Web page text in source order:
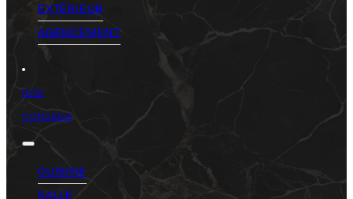
EXTÉRIEUR
AGENCEMENT
NOS
CONSEILS
CUISINE
SALLE